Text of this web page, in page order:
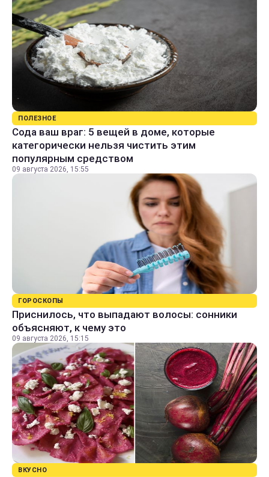
ПОЛЕЗНОЕ
Сода ваш враг: 5 вещей в доме, которые
категорически нельзя чистить этим
популярным средством
09 августа 2026, 15:55
ГОРОСКОПЫ
Приснилось, что выпадают волосы: сонники
объясняют, к чему это
09 августа 2026, 15:15
ВКУСНО